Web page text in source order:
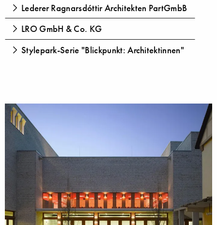
Lederer Ragnarsdóttir Architekten PartGmbB
LRO GmbH & Co. KG
Stylepark-Serie "Blickpunkt: Architektinnen"